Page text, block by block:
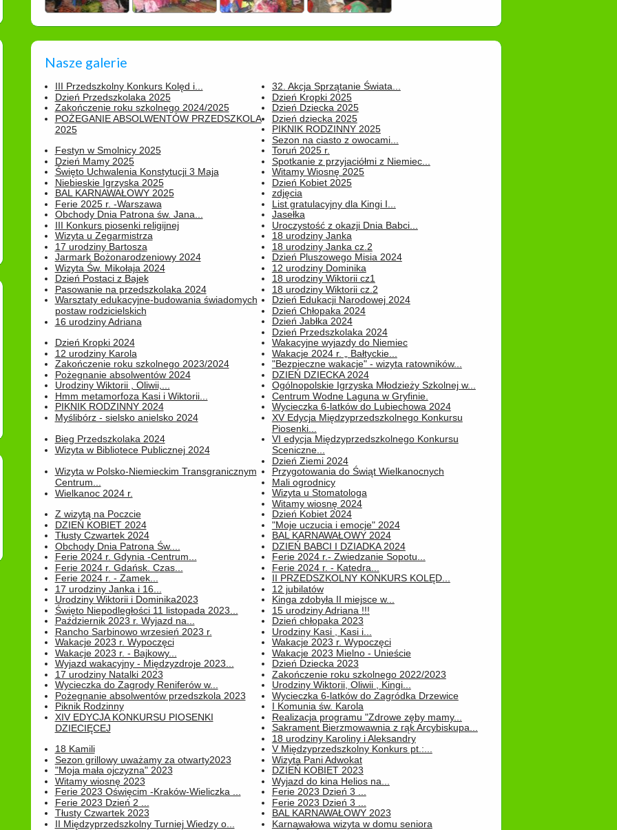
Nasze galerie
III Przedszkolny Konkurs Kolęd i...
Dzień Przedszkolaka 2025
32. Akcja Sprzątanie Świata...
Dzień Kropki 2025
Zakończenie roku szkolnego 2024/2025
POŻEGANIE ABSOLWENTÓW PRZEDSZKOLA
2025
Dzień Dziecka 2025
Dzień dziecka 2025
PIKNIK RODZINNY 2025
Sezon na ciasto z owocami...
Festyn w Smolnicy 2025
Dzień Mamy 2025
Toruń 2025 r.
Spotkanie z przyjaciółmi z Niemiec...
Święto Uchwalenia Konstytucji 3 Maja
Niebieskie Igrzyska 2025
Witamy Wiosnę 2025
Dzień Kobiet 2025
BAL KARNAWAŁOWY 2025
Ferie 2025 r. -Warszawa
zdjęcia
List gratulacyjny dla Kingi I...
Obchody Dnia Patrona św. Jana...
III Konkurs piosenki religijnej
Jasełka
Uroczystość z okazji Dnia Babci...
Wizyta u Zegarmistrza
17 urodziny Bartosza
18 urodziny Janka
18 urodziny Janka cz.2
Jarmark Bożonarodzeniowy 2024
Wizyta Św. Mikołaja 2024
Dzień Pluszowego Misia 2024
12 urodziny Dominika
Dzień Postaci z Bajek
Pasowanie na przedszkolaka 2024
18 urodziny Wiktorii cz1
18 urodziny Wiktorii cz.2
Warsztaty edukacyjne-budowania świadomych
postaw rodzicielskich
16 urodziny Adriana
Dzień Edukacji Narodowej 2024
Dzień Chłopaka 2024
Dzień Jabłka 2024
Dzień Przedszkolaka 2024
Dzień Kropki 2024
12 urodziny Karola
Wakacyjne wyjazdy do Niemiec
Wakacje 2024 r. „ Bałtyckie...
Zakończenie roku szkolnego 2023/2024
Pożegnanie absolwentów 2024
"Bezpieczne wakacje" - wizyta ratowników...
DZIEŃ DZIECKA 2024
Urodziny Wiktorii , Oliwii,...
Hmm metamorfoza Kasi i Wiktorii...
Ogólnopolskie Igrzyska Młodzieży Szkolnej w...
Centrum Wodne Laguna w Gryfinie.
PIKNIK RODZINNY 2024
Myślibórz - sielsko anielsko 2024
Wycieczka 6-latków do Lubiechowa 2024
XV Edycja Międzyprzedszkolnego Konkursu
Piosenki...
Bieg Przedszkolaka 2024
Wizyta w Bibliotece Publicznej 2024
VI edycja Międzyprzedszkolnego Konkursu
Sceniczne...
Dzień Ziemi 2024
Wizyta w Polsko-Niemieckim Transgranicznym
Centrum...
Wielkanoc 2024 r.
Przygotowania do Świąt Wielkanocnych
Mali ogrodnicy
Wizyta u Stomatologa
Witamy wiosnę 2024
Z wizytą na Poczcie
DZIEŃ KOBIET 2024
Dzień Kobiet 2024
"Moje uczucia i emocje" 2024
Tłusty Czwartek 2024
Obchody Dnia Patrona Św....
BAL KARNAWAŁOWY 2024
DZIEŃ BABCI I DZIADKA 2024
Ferie 2024 r. Gdynia -Centrum...
Ferie 2024 r. Gdańsk. Czas...
Ferie 2024 r.- Zwiedzanie Sopotu...
Ferie 2024 r. - Katedra...
Ferie 2024 r. - Zamek...
17 urodziny Janka i 16...
II PRZEDSZKOLNY KONKURS KOLĘD...
12 jubilatów
Urodziny Wiktorii i Dominika2023
Święto Niepodległości 11 listopada 2023...
Kinga zdobyła II miejsce w...
15 urodziny Adriana !!!
Październik 2023 r. Wyjazd na...
Rancho Sarbinowo wrzesień 2023 r.
Dzień chłopaka 2023
Urodziny Kasi , Kasi i...
Wakacje 2023 r. Wypoczęci
Wakacje 2023 r. - Bajkowy...
Wakacje 2023 r. Wypoczęci
Wakacje 2023 Mielno - Unieście
Wyjazd wakacyjny - Międzyzdroje 2023...
17 urodziny Natalki 2023
Dzień Dziecka 2023
Zakończenie roku szkolnego 2022/2023
Wycieczka do Zagrody Reniferów w...
Pożegnanie absolwentów przedszkola 2023
Urodziny Wiktorii, Oliwii , Kingi...
Wycieczka 6-latków do Zagródka Drzewice
Piknik Rodzinny
XIV EDYCJA KONKURSU PIOSENKI
DZIECIĘCEJ
I Komunia św. Karola
Realizacja programu "Zdrowe zęby mamy...
Sakrament Bierzmowawnia z rąk Arcybiskupa...
18 urodziny Karoliny i Aleksandry
18 Kamili
Sezon grillowy uważamy za otwarty2023
V Międzyprzedszkolny Konkurs pt.:...
Wizyta Pani Adwokat
"Moja mała ojczyzna" 2023
Witamy wiosnę 2023
DZIEŃ KOBIET 2023
Wyjazd do kina Helios na...
Ferie 2023 Oświęcim -Kraków-Wieliczka ...
Ferie 2023 Dzień 2 ...
Ferie 2023 Dzień 3 ...
Ferie 2023 Dzień 3 ...
Tłusty Czwartek 2023
II Międzyprzedszkolny Turniej Wiedzy o...
BAL KARNAWAŁOWY 2023
Karnawałowa wizyta w domu seniora